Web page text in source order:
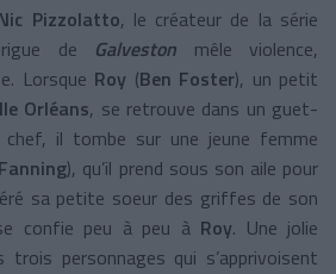
Pizzolatto, le créateur de la série
de Galveston
mêle violence,
Lorsque Roy (Ben Foster), un petit
Orléans, se retrouve dans un guet-
il tombe sur une jeune femme
), qu’il prend sous son aile pour
sa petite soeur des griffes de son
confie peu à peu à Roy. Une jolie
personnages qui s’apprivoisent